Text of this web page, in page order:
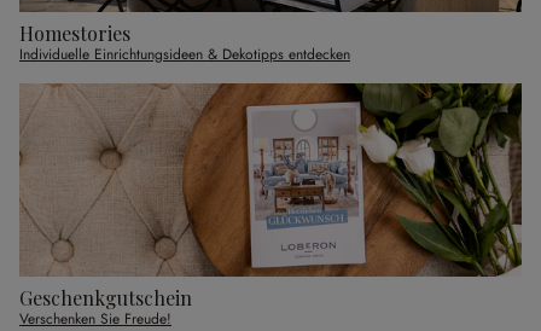
Homestories
Individuelle Einrichtungsideen & Dekotipps entdecken
Geschenkgutschein
Verschenken Sie Freude!